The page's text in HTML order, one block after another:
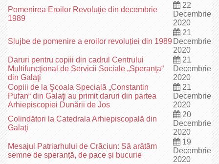
Pomenirea Eroilor Revoluţie din decembrie
1989
22
Decembrie
2020
Slujbe de pomenire a eroilor revoluției din 1989
21
Decembrie
2020
Daruri pentru copiii din cadrul Centrului
Multifuncţional de Servicii Sociale „Speranţa“
din Galaţi
21
Decembrie
2020
Copiii de la Şcoala Specială „Constantin
Pufan“ din Galaţi au primit daruri din partea
Arhiepiscopiei Dunării de Jos
21
Decembrie
2020
Colindători la Catedrala Arhiepiscopală din
Galaţi
20
Decembrie
2020
Mesajul Patriarhului de Crăciun: Să arătăm
semne de speranță, de pace și bucurie
19
Decembrie
2020